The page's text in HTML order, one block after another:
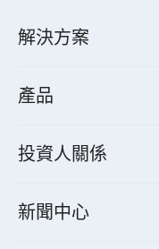
解決方案
電氣化解決方案
工業控制自動化解決方
產品
高效馬達與節能系統
投資人關係
新聞中心